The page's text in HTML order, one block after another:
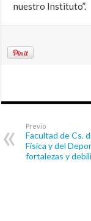
nuestro Instituto”.
Previo
Facultad de Cs.
Física y del
fortalezas y